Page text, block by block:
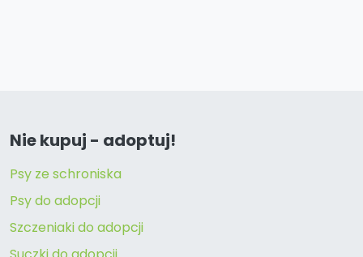
Nie kupuj - adoptuj!
Psy ze schroniska
Psy do adopcji
Szczeniaki do adopcji